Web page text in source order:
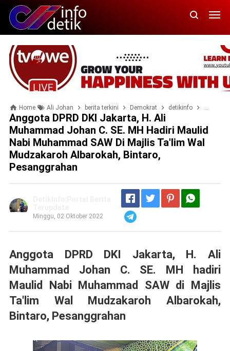
Home Ali Johan berita terkini Demokrat detikinfo DPRD
Anggota DPRD DKI Jakarta, H. Ali
Muhammad Johan C. SE. MH Hadiri Maulid
Nabi Muhammad SAW Di Majlis Ta'lim Wal
Mudzakaroh Albarokah, Bintaro,
Pesanggrahan
Minggu, 02 Oktober 2022
Anggota DPRD DKI Jakarta, H. Ali
Muhammad Johan C. SE. MH hadiri
Maulid Nabi Muhammad SAW di Majlis
Ta'lim Wal Mudzakaroh Albarokah,
Bintaro, Pesanggrahan